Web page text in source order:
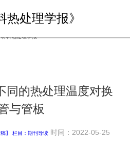
热处理学报》
同的热处理温度对换
与管板
稿】 栏目： 期刊导读时间：2022-05-25